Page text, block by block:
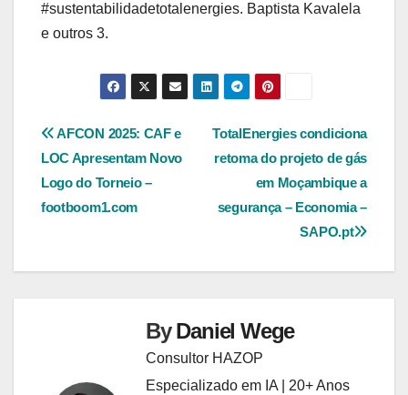
#sustentabilidadetotalenergies. Baptista Kavalela
e outros 3.
Navegação
de
Post
TotalEnergies condiciona
retoma do projeto de gás
em Moçambique a
segurança – Economia –
SAPO.pt
AFCON 2025: CAF e
LOC Apresentam Novo
Logo do Torneio –
footboom1.com
ByDaniel Wege
Consultor HAZOP
Especializado em IA | 20+ Anos